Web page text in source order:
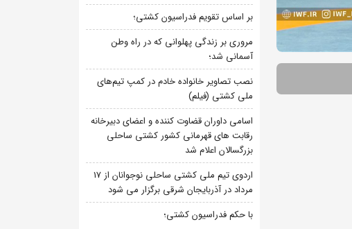
بر اساس تقویم فدراسیون کشتی؛
مروری بر زندگی پهلوانی که در راه وطن
آسمانی شد؛
نصب تصاویر خانواده خادم در کمپ تیم‌های
ملی کشتی (فیلم)
اسامی داوران قضاوت کننده و اعضای دبیرخانه
رقابت های قهرمانی کشور کشتی ساحلی
بزرگسالان اعلام شد
اردوی تیم ملی کشتی ساحلی نوجوانان از 17
مرداد در آذربایجان شرقی برگزار می شود
با حکم فدراسیون کشتی؛